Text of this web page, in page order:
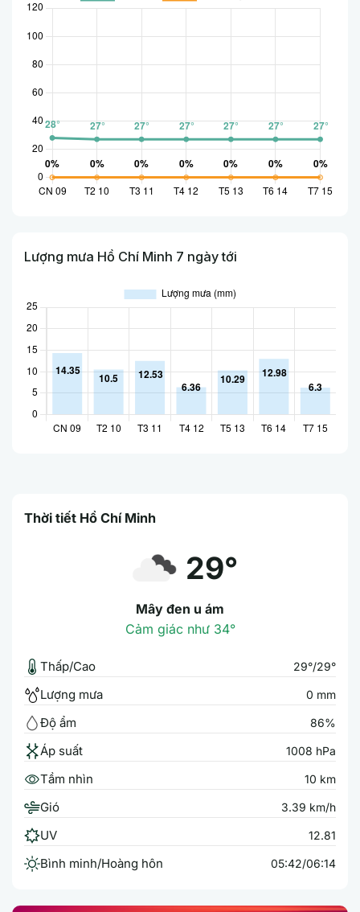
Lượng mưa Hồ Chí Minh 7 ngày tới
Thời tiết Hồ Chí Minh
29°
Mây đen u ám
Cảm giác như 34°
Thấp/Cao 29°/29°
Lượng mưa 0 mm
Độ ẩm 86%
Áp suất 1008 hPa
Tầm nhìn 10 km
Gió 3.39 km/h
UV 12.81
Bình minh/Hoàng hôn 05:42/06:14